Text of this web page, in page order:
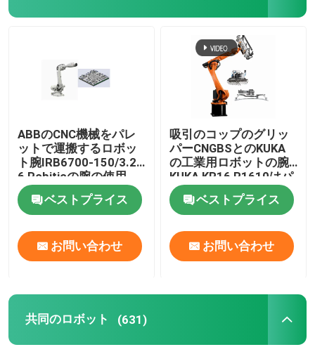
ABBのCNC機械をパレ
ットで運搬するロボッ
ト腕IRB6700-150/3.2
6 Robiticの腕の使用
ベストプライス
お問い合わせ
吸引のコップのグリッ
パーCNGBSとのKUKA
の工業用ロボットの腕
KUKA KR16 R1610はパ
レットで運搬すること
のためのグリッパーを
カスタマイズした
ベストプライス
お問い合わせ
共同のロボット (631)